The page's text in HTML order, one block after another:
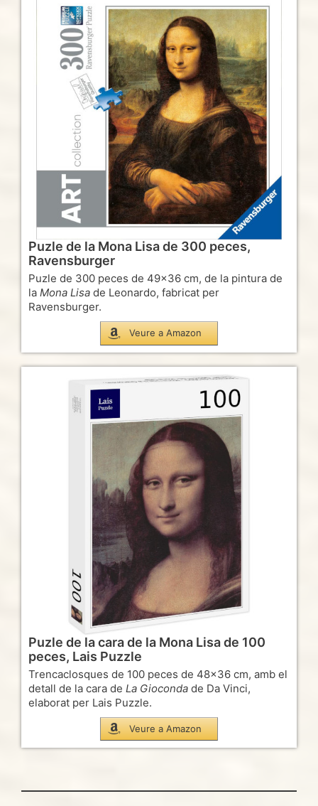
Puzle de la Mona Lisa de 300 peces,
Ravensburger
Puzle de 300 peces de 49×36 cm, de la pintura de
la Mona Lisa de Leonardo, fabricat per
Ravensburger.
Veure a Amazon
Puzle de la cara de la Mona Lisa de 100
peces, Lais Puzzle
Trencaclosques de 100 peces de 48×36 cm, amb el
detall de la cara de La Gioconda de Da Vinci,
elaborat per Lais Puzzle.
Veure a Amazon